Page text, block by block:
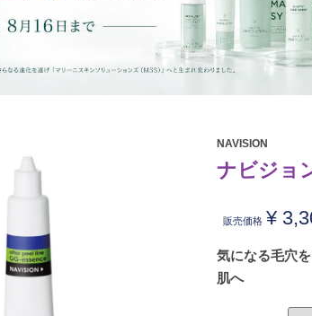
NAVISION
ナビジョ
販売価格 ¥
気になる毛穴
肌へ